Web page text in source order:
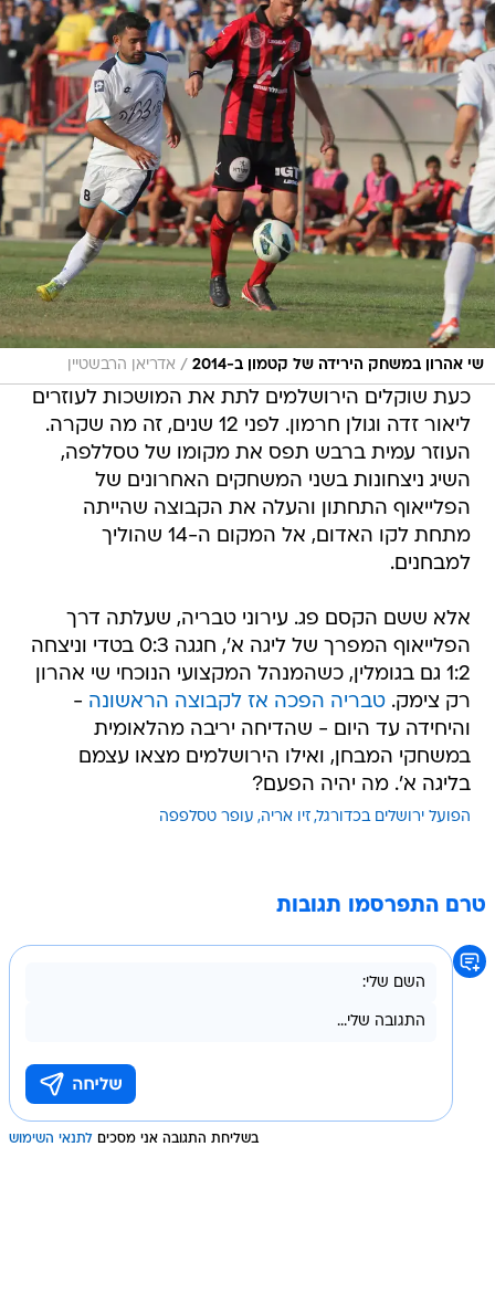
שי אהרון במשחק הירידה של קטמון ב-2014 / אדריאן הרבשטיין
כעת שוקלים הירושלמים לתת את המושכות לעוזרים
ליאור זדה וגולן חרמון. לפני 12 שנים, זה מה שקרה.
העוזר עמית ברבש תפס את מקומו של טסללפה,
השיג ניצחונות בשני המשחקים האחרונים של
הפלייאוף התחתון והעלה את הקבוצה שהייתה
מתחת לקו האדום, אל המקום ה-14 שהוליך
למבחנים.
אלא ששם הקסם פג. עירוני טבריה, שעלתה דרך
הפלייאוף המפרך של ליגה א', חגגה 0:3 בטדי וניצחה
1:2 גם בגומלין, כשהמנהל המקצועי הנוכחי שי אהרון
רק צימק.טבריה הפכה אז לקבוצה הראשונה -
והיחידה עד היום - שהדיחה יריבה מהלאומית
במשחקי המבחן, ואילו הירושלמים מצאו עצמם
בליגה א'. מה יהיה הפעם?
הפועל ירושלים בכדורגל זיו אריה עופר טסלפפה
טרם התפרסמו תגובות
בשליחת התגובה אני מסכים לתנאי השימוש